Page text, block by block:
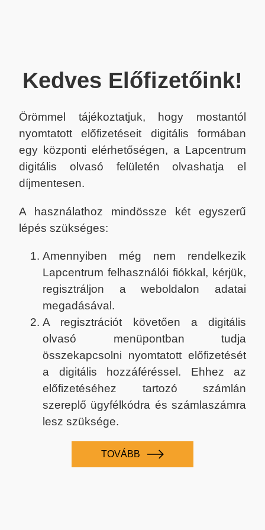
Kedves Előfizetőink!
Örömmel tájékoztatjuk, hogy mostantól
nyomtatott előfizetéseit digitális formában
egy központi elérhetőségen, a Lapcentrum
digitális olvasó felületén olvashatja el
díjmentesen.
A használathoz mindössze két egyszerű
lépés szükséges:
Amennyiben még nem rendelkezik
Lapcentrum felhasználói fiókkal, kérjük,
regisztráljon a weboldalon adatai
megadásával.
A regisztrációt követően a digitális
olvasó menüpontban tudja
összekapcsolni nyomtatott előfizetését
a digitális hozzáféréssel. Ehhez az
előfizetéséhez tartozó számlán
szereplő ügyfélkódra és számlaszámra
lesz szüksége.
TOVÁBB